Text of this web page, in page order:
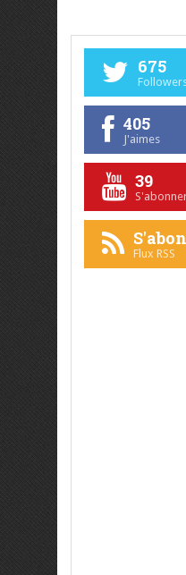
675
405
J'aimes
39
Flux RSS